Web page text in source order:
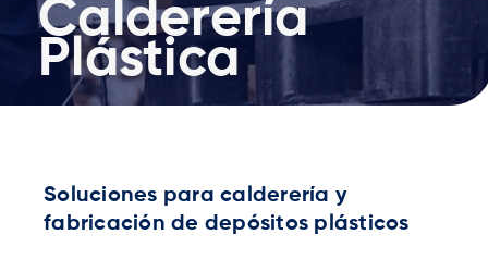
Calderería
Plástica
Soluciones para calderería y
fabricación de depósitos plásticos